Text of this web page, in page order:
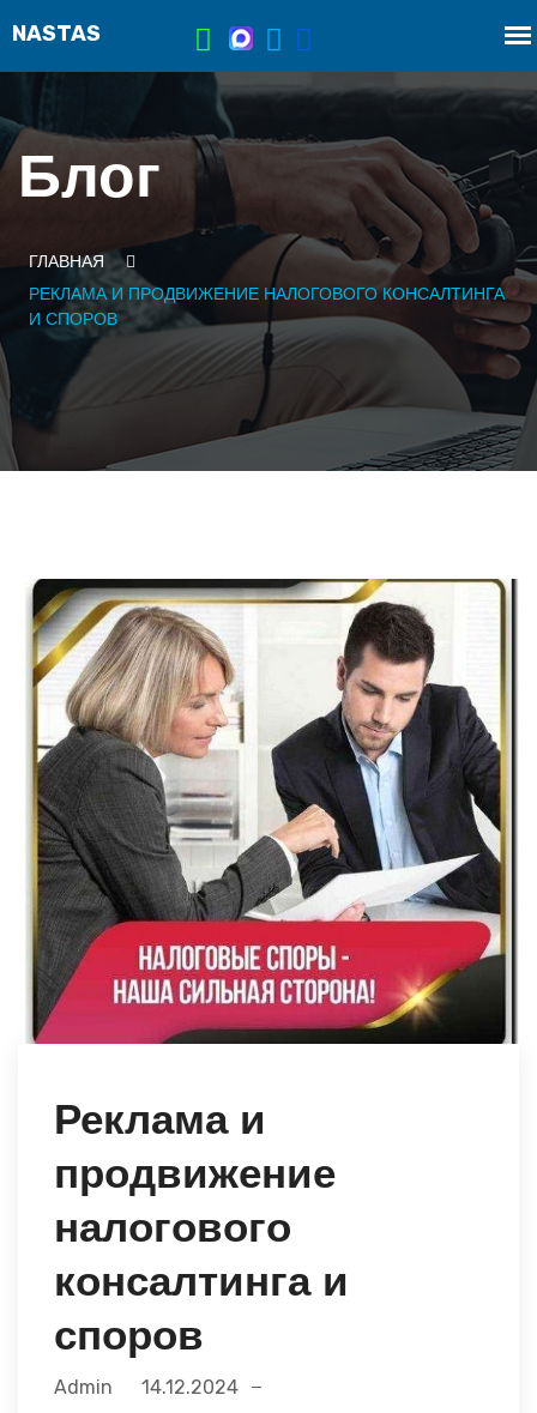
Блог
ГЛАВНАЯ
РЕКЛАМА И ПРОДВИЖЕНИЕ НАЛОГОВОГО КОНСАЛТИНГА
И СПОРОВ
Реклама и
продвижение
налогового
консалтинга и
споров
Admin 14.12.2024